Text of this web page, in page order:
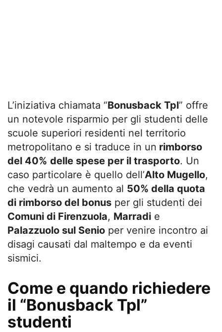
L’iniziativa chiamata “Bonusback Tpl” offre
un notevole risparmio per gli studenti delle
scuole superiori residenti nel territorio
metropolitano e si traduce in un rimborso
del 40% delle spese per il trasporto. Un
caso particolare è quello dell’Alto Mugello,
che vedrà un aumento al 50% della quota
di rimborso del bonus per gli studenti dei
Comuni di Firenzuola, Marradi e
Palazzuolo sul Senio per venire incontro ai
disagi causati dal maltempo e da eventi
sismici.
Come e quando richiedere
il “Bonusback Tpl”
studenti